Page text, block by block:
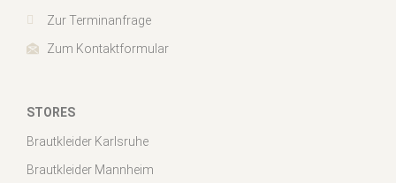
Zur Terminanfrage
Zum Kontaktformular
STORES
Brautkleider Karlsruhe
Brautkleider Mannheim